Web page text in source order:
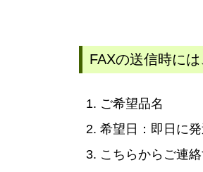
FAXの送信時に
ご希望品名
希望日：即日に
こちらからご連